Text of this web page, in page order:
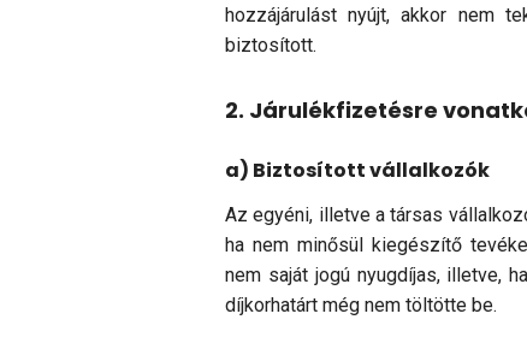
hozzájárulást nyújt, akkor nem
biztosított.
2. Járulékfizetésre
a) Biztosított vállalkozók
Az egyéni, illetve a társas
ha nem minősül kiegészítő
nem saját jogú nyugdíjas, illetve,
díjkorhatárt még nem töltötte be.